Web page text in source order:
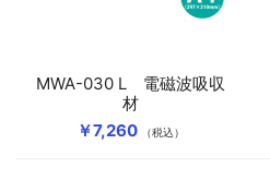
￥7,260 （税込）
MWA-030 L 電磁波吸収
材